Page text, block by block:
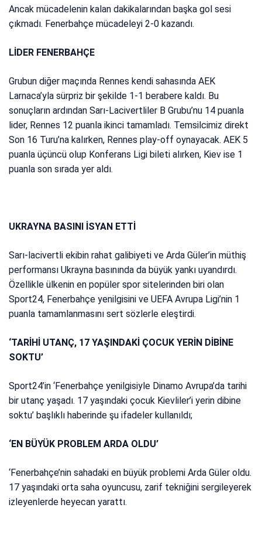
Ancak mücadelenin kalan dakikalarından başka gol sesi
çıkmadı. Fenerbahçe mücadeleyi 2-0 kazandı.
LİDER FENERBAHÇE
Grubun diğer maçında Rennes kendi sahasında AEK
Larnaca’yla sürpriz bir şekilde 1-1 berabere kaldı. Bu
sonuçların ardından Sarı-Lacivertliler B Grubu’nu 14 puanla
lider, Rennes 12 puanla ikinci tamamladı. Temsilcimiz direkt
Son 16 Turu’na kalırken, Rennes play-off oynayacak. AEK 5
puanla üçüncü olup Konferans Ligi bileti alırken, Kiev ise 1
puanla son sırada yer aldı.
UKRAYNA BASINI İSYAN ETTİ
Sarı-lacivertli ekibin rahat galibiyeti ve Arda Güler’in müthiş
performansı Ukrayna basınında da büyük yankı uyandırdı.
Özellikle ülkenin en popüler spor sitelerinden biri olan
Sport24, Fenerbahçe yenilgisini ve UEFA Avrupa Ligi’nin 1
puanla tamamlanmasını sert sözlerle eleştirdi.
‘TARİHİ UTANÇ, 17 YAŞINDAKİ ÇOCUK YERİN DİBİNE
SOKTU’
Sport24’in ‘Fenerbahçe yenilgisiyle Dinamo Avrupa’da tarihi
bir utanç yaşadı. 17 yaşındaki çocuk Kievliler’i yerin dibine
soktu’ başlıklı haberinde şu ifadeler kullanıldı;
‘EN BÜYÜK PROBLEM ARDA OLDU’
‘Fenerbahçe’nin sahadaki en büyük problemi Arda Güler oldu.
17 yaşındaki orta saha oyuncusu, zarif tekniğini sergileyerek
izleyenlerde heyecan yarattı.